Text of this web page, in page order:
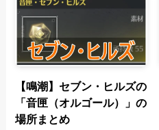
【鳴潮】セブン・ヒルズの
「音匣（オルゴール）」の
場所まとめ